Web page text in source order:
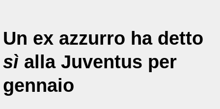
Un ex azzurro ha detto
sì alla Juventus per
gennaio